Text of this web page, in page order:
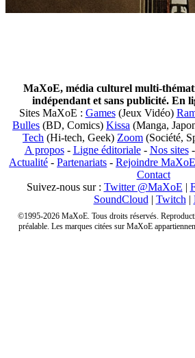
MaXoE, média culturel multi-
indépendant et sans publicité. En
Sites MaXoE : Games(Jeux Vidéo)
Bulles (BD, Comics) Kissa (Manga,
Tech (Hi-tech, Geek) Zoom (Société,
A propos- Ligne éditoriale- Nos sites-
Actualité - Partenariats - Rejoindre MaXoE
Contact
Suivez-nous sur : Twitter @MaXoE |
SoundCloud | Twitch |
©1995-2026 MaXoE. Tous droits réservés.
préalable. Les marques citées sur MaXoE